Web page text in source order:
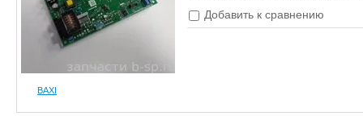
BAXI
Добавить к сравнению